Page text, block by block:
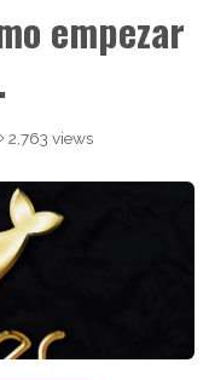
empezar
2,763 views